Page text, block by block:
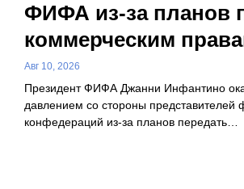
ФИФА из-за планов
коммерческим
Авг 10, 2026
Президент ФИФА Джанни Инфантино
давлением со стороны представителей
конфедераций из-за планов передать…